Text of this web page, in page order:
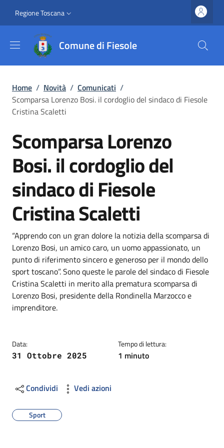
Slim top
Regione Toscana
Comune di Fiesole
Briciole di pane
Home / Novità / Comunicati /
Scomparsa Lorenzo Bosi. il cordoglio del sindaco di Fiesole
Cristina Scaletti
Scomparsa Lorenzo
Bosi. il cordoglio del
sindaco di Fiesole
Cristina Scaletti
Dettagli
Descrizione breve
“Apprendo con un gran dolore la notizia della scomparsa di
Lorenzo Bosi, un amico caro, un uomo appassionato, un
punto di riferimento sincero e generoso per il mondo dello
sport toscano”. Sono queste le parole del sindaco di Fiesole
Cristina Scaletti in merito alla prematura scomparsa di
Lorenzo Bosi, presidente della Rondinella Marzocco e
imprenditore.
Data:
31 Ottobre 2025
Tempo di lettura:
1 minuto
Condividi Vedi azioni
Sport